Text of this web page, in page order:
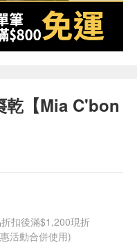
乾【Mia C'bon
扣後滿$1,200現折
活動合併使用)